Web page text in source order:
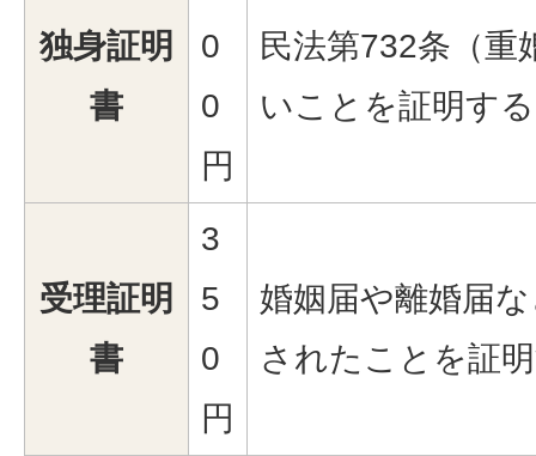
独身証明
書
0
0
円
民法第732条（重
いことを証明す
受理証明
書
3
5
0
円
婚姻届や離婚届
されたことを証